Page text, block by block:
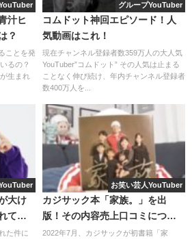
汁ヒ
？
ことを発
るの？
生まれ
グループYouTuber
コムドット神回エピソード！人
気動画はこれ！
現在チャンネル登録者数359万人の大人気
YouTuber”コムドット” その人気は止まる
ことなく伸び続け、年内チャンネル登録者
数400万人を...
大け
てい
た件に
お笑い芸人YouTuber
カジサック本「家族。」を出
版！その内容売上口コミについ
て徹底調査！
2022年7月、カジサックが初書籍「家